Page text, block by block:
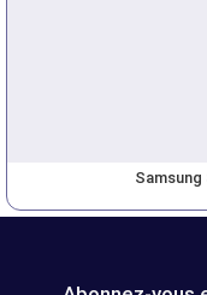
Samsung